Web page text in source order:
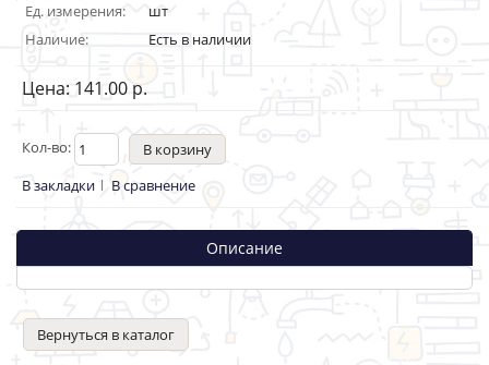
Ед. измерения:
шт
Наличие:
Есть в наличии
Цена: 141.00 р.
Кол-во:
В закладки
В сравнение
Описание
Вернуться в каталог